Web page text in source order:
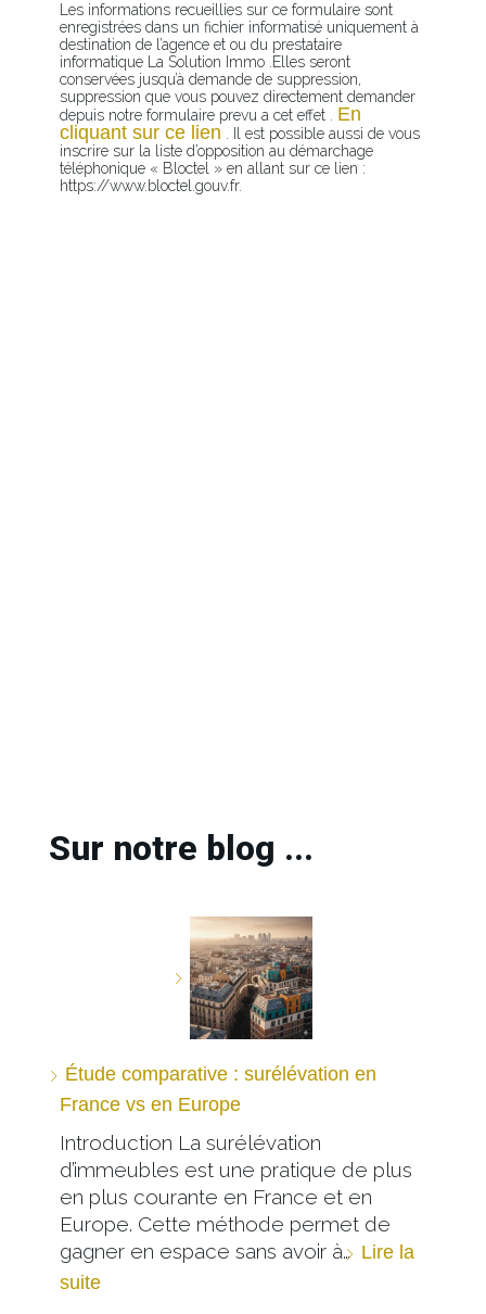
Les informations recueillies sur ce formulaire sont
enregistrées dans un fichier informatisé uniquement à
destination de l’agence et ou du prestataire
informatique La Solution Immo .Elles seront
conservées jusqu’à demande de suppression,
suppression que vous pouvez directement demander
depuis notre formulaire prevu a cet effet . En
cliquant sur ce lien . Il est possible aussi de vous
inscrire sur la liste d’opposition au démarchage
téléphonique « Bloctel » en allant sur ce lien :
https://www.bloctel.gouv.fr.
Sur notre blog ...
Étude comparative : surélévation en
France vs en Europe
Introduction La surélévation
d’immeubles est une pratique de plus
en plus courante en France et en
Europe. Cette méthode permet de
gagner en espace sans avoir à… Lire la
suite